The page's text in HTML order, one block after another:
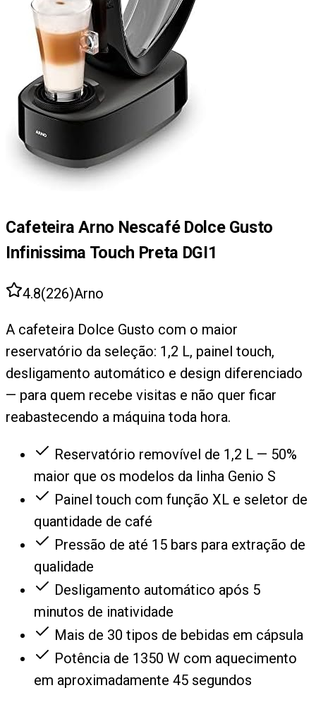
Cafeteira Arno Nescafé Dolce Gusto
Infinissima Touch Preta DGI1
4.8(226)Arno
A cafeteira Dolce Gusto com o maior
reservatório da seleção: 1,2 L, painel touch,
desligamento automático e design diferenciado
— para quem recebe visitas e não quer ficar
reabastecendo a máquina toda hora.
Reservatório removível de 1,2 L — 50%
maior que os modelos da linha Genio S
Painel touch com função XL e seletor de
quantidade de café
Pressão de até 15 bars para extração de
qualidade
Desligamento automático após 5
minutos de inatividade
Mais de 30 tipos de bebidas em cápsula
Potência de 1350 W com aquecimento
em aproximadamente 45 segundos